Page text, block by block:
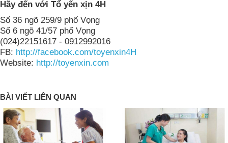
Hãy đến với Tổ yến xịn 4H
Số 36 ngõ 259/9 phố Vọng
Số 6 ngõ 41/57 phố Vọng
(024)22151617 - 0912992016
FB: http://facebook.com/toyenxin4H
Website: http://toyenxin.com
BÀI VIẾT LIÊN QUAN